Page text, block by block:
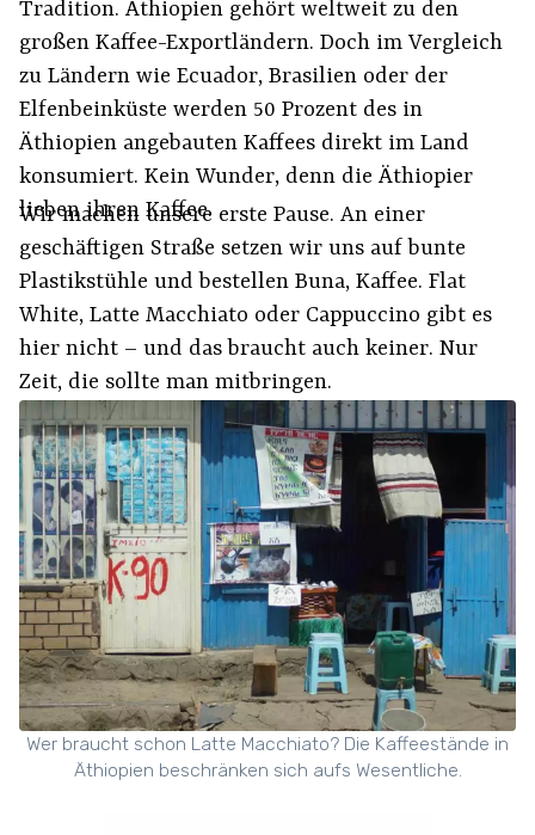
Tradition. Äthiopien gehört weltweit zu den
großen Kaffee-Exportländern. Doch im Vergleich
zu Ländern wie Ecuador, Brasilien oder der
Elfenbeinküste werden 50 Prozent des in
Äthiopien angebauten Kaffees direkt im Land
konsumiert. Kein Wunder, denn die Äthiopier
lieben ihren Kaffee.
Wir machen unsere erste Pause. An einer
geschäftigen Straße setzen wir uns auf bunte
Plastikstühle und bestellen Buna, Kaffee. Flat
White, Latte Macchiato oder Cappuccino gibt es
hier nicht – und das braucht auch keiner. Nur
Zeit, die sollte man mitbringen.
Wer braucht schon Latte Macchiato? Die Kaffeestände in
Äthiopien beschränken sich aufs Wesentliche.